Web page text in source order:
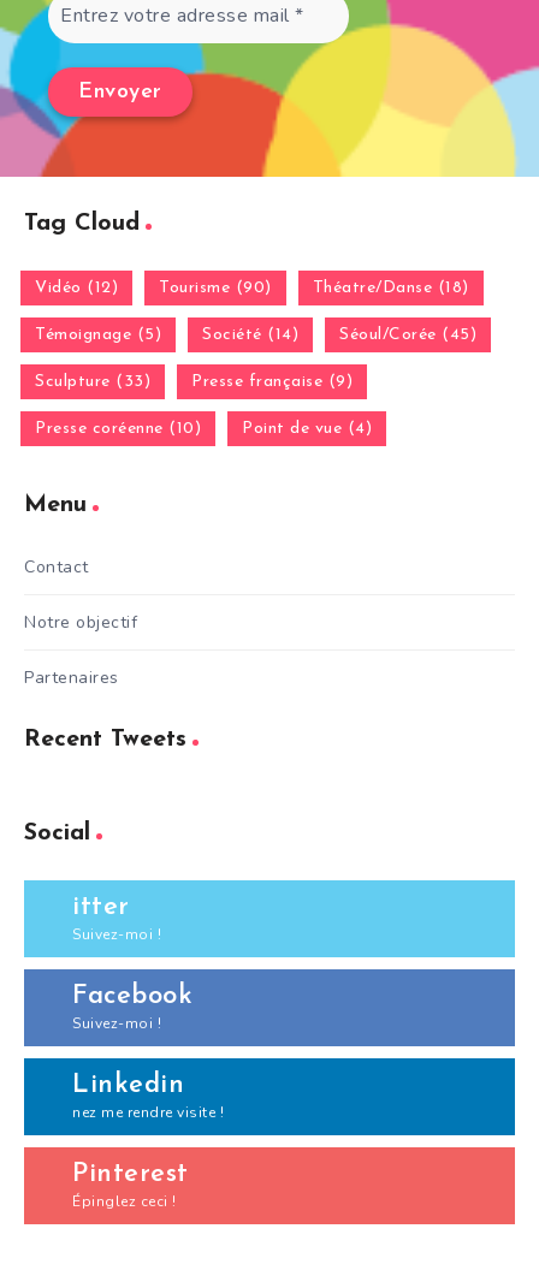
Tag Cloud
Vidéo (12) Tourisme (90) Théatre/Danse (18)
Témoignage (5) Société (14) Séoul/Corée (45)
Sculpture (33) Presse française (9)
Presse coréenne (10) Point de vue (4)
Menu
Contact
Notre objectif
Partenaires
Recent Tweets
Social
itter
Suivez-moi !
Facebook
Suivez-moi !
Linkedin
nez me rendre visite !
Pinterest
Épinglez ceci !